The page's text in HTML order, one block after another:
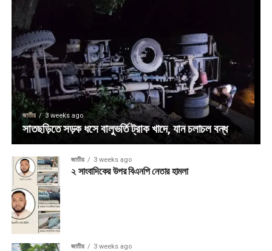
জাতীয় 3 weeks ago
সাতছড়িতে সড়ক ধসে বালুভর্তি ট্রাক খাদে, যান চলাচল বন্ধ
জাতীয় 3 weeks ago
২ সাংবাদিকের উপর বিএনপি নেতার হামলা
জাতীয় 3 weeks ago